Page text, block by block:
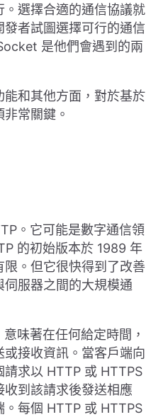
選擇合適的通信協議就
者試圖選擇可行的通信
是他們會遇到的兩
和其他方面，對於基於
常關鍵。
。它可能是數字通信領
的初始版本於 1989 年
。但它很快得到了改善
服器之間的大規模通
味著在任何給定時間，
接收資訊。當客戶端向
求以 HTTP 或 HTTPS
到該請求後發送相應
每個 HTTP 或 HTTPS